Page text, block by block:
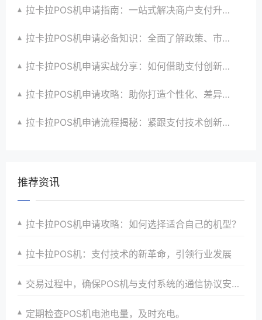
拉卡拉POS机申请指南：一站式解决商户支付升级、智能化与创新需求
拉卡拉POS机申请必备知识：全面了解政策、市场、技术与创新趋势
拉卡拉POS机申请实战分享：如何借助支付创新技术提升商户运营效益与效率
拉卡拉POS机申请攻略：助你打造个性化、差异化支付体验以提升竞争力
拉卡拉POS机申请流程揭秘：紧跟支付技术创新步伐，抢占市场先机
推荐资讯
拉卡拉POS机申请攻略：如何选择适合自己的机型？
拉卡拉POS机：支付技术的新革命，引领行业发展
交易过程中，确保POS机与支付系统的通信协议安全。
定期检查POS机电池电量，及时充电。